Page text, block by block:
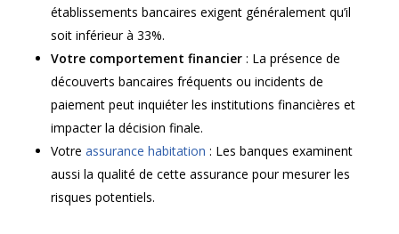
établissements bancaires exigent généralement qu’il
soit inférieur à 33%.
Votre comportement financier: La présence de
découverts bancaires fréquents ou incidents de
paiement peut inquiéter les institutions financières et
impacter la décision finale.
Votre assurance habitation : Les banques examinent
aussi la qualité de cette assurance pour mesurer les
risques potentiels.